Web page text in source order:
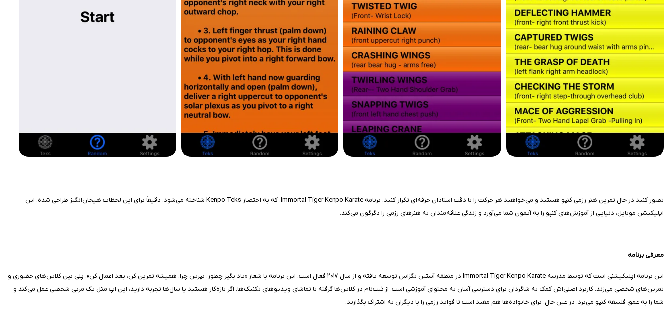
تصور کنید در حال تمرین هنر رزمی کنپو هستید و می‌خواهید هر حرکت را با دقت استادان حرفه‌ای تکرار کنید. برنامه Immortal Tiger Kenpo Karate، که به اختصار Kenpo Teks شناخته می‌شود، دقیقاً برای این لحظات هیجان‌انگیز طراحی شده. این
اپلیکیشن موبایل، دنیایی از آموزش‌های کنپو را به آیفون شما می‌آورد و زندگی علاقه‌مندان به هنرهای رزمی را دگرگون می‌کند.
معرفی برنامه
این برنامه اپلیکیشنی است که توسط مدرسه Immortal Tiger Kenpo Karate در منطقه آستین تگزاس توسعه یافته و از سال ۲۰۱۷ فعال است. این برنامه با شعار «یاد بگیر چطور، بپرس چرا. همیشه تمرین کن، بعد اعمال کن»، پلی بین کلاس‌های حضوری و
تمرین‌های شخصی می‌زند. کاربرد اصلی‌اش کمک به شاگردان برای دسترسی آسان به محتوای آموزشی است، از ثبت‌نام در کلاس‌ها گرفته تا تماشای ویدیوهای تکنیک‌ها. اگر تازه‌کار هستید یا سال‌ها تجربه دارید، این اپ مثل یک مربی شخصی عمل می‌کند و
شما را به عمق فلسفه کنپو می‌برد. در عین حال، برای خانواده‌ها هم مفید است تا فواید رزمی را با دیگران به اشتراک بگذارند.